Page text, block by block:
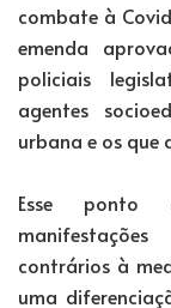
combate à
emenda
policiais
agentes
urbana e os que
Esse ponto
contrários à
uma